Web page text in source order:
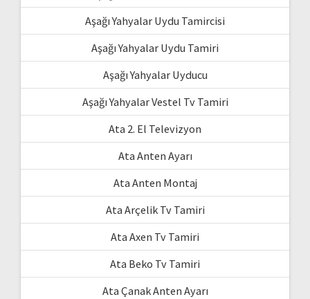
Aşağı Yahyalar Uydu Tamircisi
Aşağı Yahyalar Uydu Tamiri
Aşağı Yahyalar Uyducu
Aşağı Yahyalar Vestel Tv Tamiri
Ata 2. El Televizyon
Ata Anten Ayarı
Ata Anten Montaj
Ata Arçelik Tv Tamiri
Ata Axen Tv Tamiri
Ata Beko Tv Tamiri
Ata Çanak Anten Ayarı